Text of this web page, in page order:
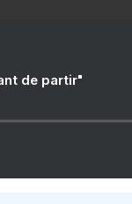
de partir"